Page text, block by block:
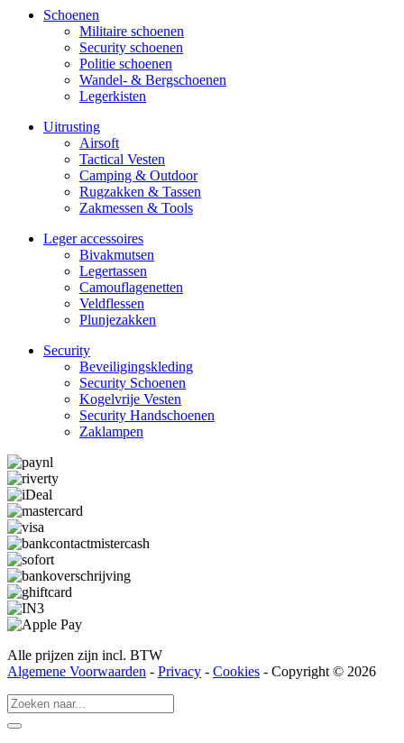
Schoenen
Militaire schoe­nen
Security schoenen
Politie schoenen
Wandel- & Berg­­schoenen
Legerkisten
Uitrusting
Airsoft
Tactical Ves­ten
Camping & Outdoor
Rugzakken & Tassen
Zakmessen & Tools
Leger accessoires
Bivakmutsen
Legertassen
Camouflage­­netten
Veldflessen
Plunjezakken
Security
Beveiligings­­kleding
Security Schoenen
Kogelvrije Vesten
Security Hand­­schoenen
Zaklampen
Alle prijzen zijn incl. BTW
Algemene Voorwaarden - Privacy - Cookies - Copyright © 2026